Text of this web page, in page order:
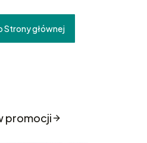
Strony głównej
promocji